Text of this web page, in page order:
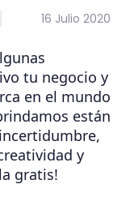
16 Julio 2020
tu negocio y
en el mundo
están
y
gratis!